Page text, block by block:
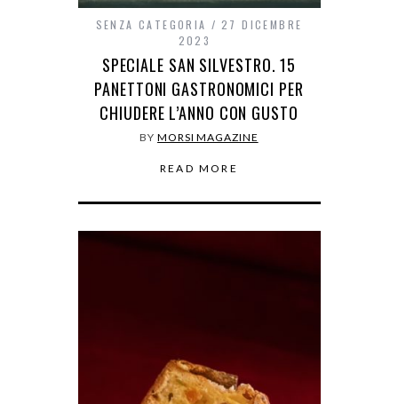
SENZA CATEGORIA
27 DICEMBRE
2023
SPECIALE SAN SILVESTRO. 15
PANETTONI GASTRONOMICI PER
CHIUDERE L’ANNO CON GUSTO
BYMORSI MAGAZINE
READ MORE